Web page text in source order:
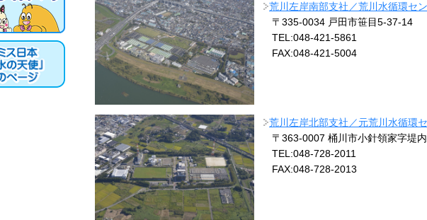
荒川左岸南部支社／荒川水循環セ
〒335-0034 戸田市笹目5-37-14
TEL:048-421-5861
FAX:048-421-5004
荒川左岸北部支社／元荒川水循環
〒363-0007 桶川市小針領家字堤
TEL:048-728-2011
FAX:048-728-2013